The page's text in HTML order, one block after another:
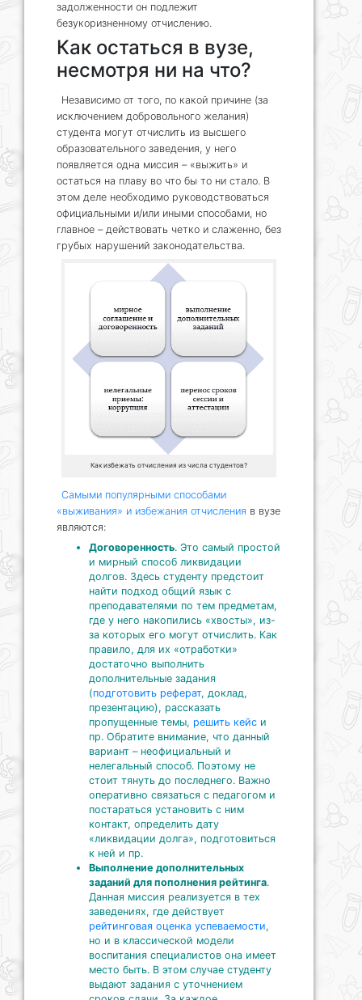
задолженности он подлежит
безукоризненному отчислению.
Как остаться в вузе,
несмотря ни на что?
Независимо от того, по какой причине (за
исключением добровольного желания)
студента могут отчислить из высшего
образовательного заведения, у него
появляется одна миссия – «выжить» и
остаться на плаву во что бы то ни стало. В
этом деле необходимо руководствоваться
официальными и/или иными способами, но
главное – действовать четко и слаженно, без
грубых нарушений законодательства.
Как избежать отчисления из числа студентов?
Самыми популярными способами
«выживания» и избежания отчисления в вузе
являются:
Договоренность. Это самый простой
и мирный способ ликвидации
долгов. Здесь студенту предстоит
найти подход общий язык с
преподавателями по тем предметам,
где у него накопились «хвосты», из-
за которых его могут отчислить. Как
правило, для их «отработки»
достаточно выполнить
дополнительные задания
(подготовить реферат, доклад,
презентацию), рассказать
пропущенные темы, решить кейс и
пр. Обратите внимание, что данный
вариант – неофициальный и
нелегальный способ. Поэтому не
стоит тянуть до последнего. Важно
оперативно связаться с педагогом и
постараться установить с ним
контакт, определить дату
«ликвидации долга», подготовиться
к ней и пр.
Выполнение дополнительных
заданий для пополнения рейтинга.
Данная миссия реализуется в тех
заведениях, где действует
рейтинговая оценка успеваемости,
но и в классической модели
воспитания специалистов она имеет
место быть. В этом случае студенту
выдают задания с уточнением